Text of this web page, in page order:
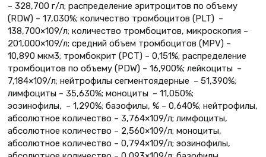
– 328,700 г/л; распределение эритроцитов по объему
(RDW) – 17,030%; количество тромбоцитов (PLT) –
138,700×109/л; количество тромбоцитов, микроскопия –
201,000×109/л; средний объем тромбоцитов (MPV) –
10,890 мкм3; тромбокрит (PCT) – 0,151%; распределение
тромбоцитов по объему (PDW) – 16,900%; лейкоциты –
7,184×109/л; нейтрофилы сегментоядерные – 51,390%;
лимфоциты – 35,630%; моноциты – 11,050%;
эозинофилы, – 1,290%; базофилы, % – 0,640%; нейтрофилы,
абсолютное количество – 3,764×109/л; лимфоциты,
абсолютное количество – 2,560×109/л; моноциты,
абсолютное количество – 0,794×109/л; эозинофилы,